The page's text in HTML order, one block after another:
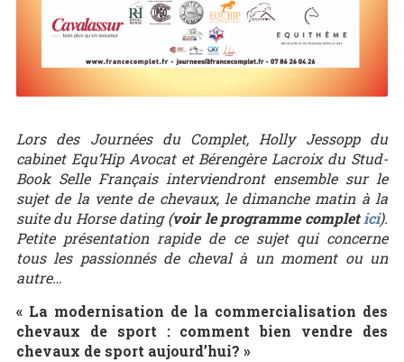
Lors des Journées du Complet, Holly Jessopp du
cabinet Equ’Hip Avocat et Bérengère Lacroix du Stud-
Book Selle Français interviendront ensemble sur le
sujet de la vente de chevaux, le dimanche matin à la
suite du Horse dating (voir le programme completici).
Petite présentation rapide de ce sujet qui concerne
tous les passionnés de cheval à un moment ou un
autre…
« La modernisation de la commercialisation des
chevaux de sport : comment bien vendre des
chevaux de sport aujourd’hui? »